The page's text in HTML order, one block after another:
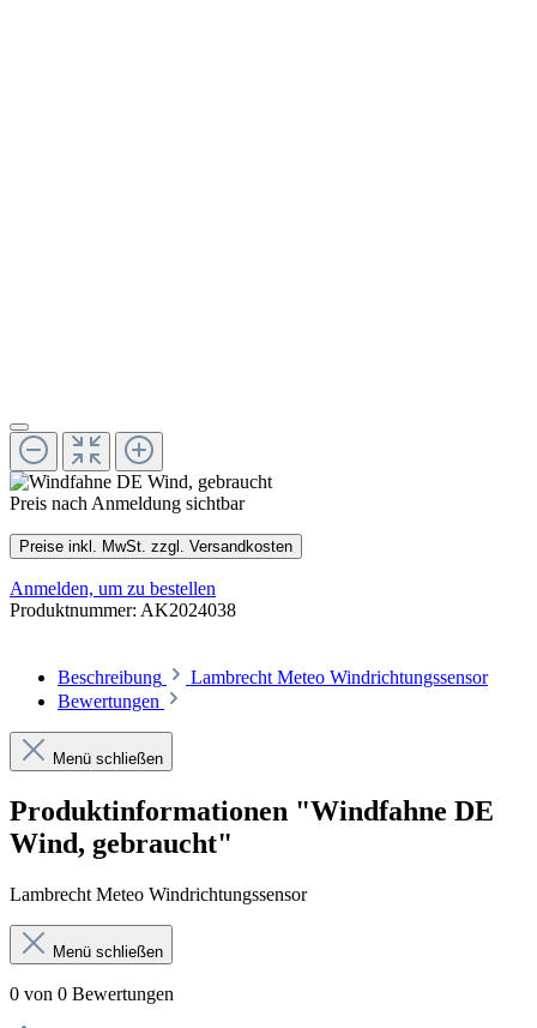
Preis nach Anmeldung sichtbar
Preise inkl. MwSt. zzgl. Versandkosten
Anmelden, um zu bestellen
Produktnummer: AK2024038
Beschreibung
Lambrecht Meteo Windrichtungssensor
Bewertungen
Menü schließen
Produktinformationen "Windfahne DE
Wind, gebraucht"
Lambrecht Meteo Windrichtungssensor
Menü schließen
0 von 0 Bewertungen